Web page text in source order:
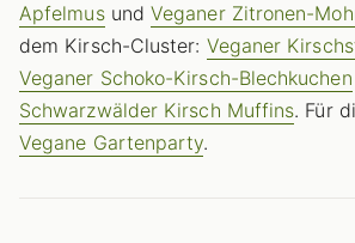
ApfelmusundVeganer Zitronen-
dem Kirsch-Cluster: Veganer
Veganer Schoko-Kirsch-Blechkuchen
Schwarzwälder Kirsch Muffins. Für
Vegane Gartenparty.